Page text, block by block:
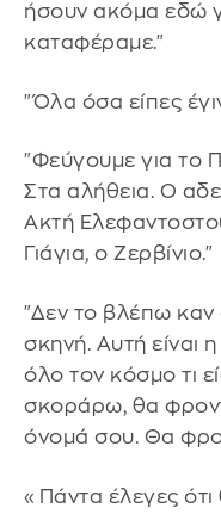
ήσουν ακόμα εδώ
καταφέραμε."
"Όλα όσα είπες
"Φεύγουμε για το
Στα αλήθεια. Ο
Ακτή
Γιάγια, ο Ζερβίνιο."
"Δεν το βλέπω καν
σκηνή. Αυτή είναι
όλο τον κόσμο τι
σκοράρω, θα
όνομά σου. Θα
«Πάντα έλεγες